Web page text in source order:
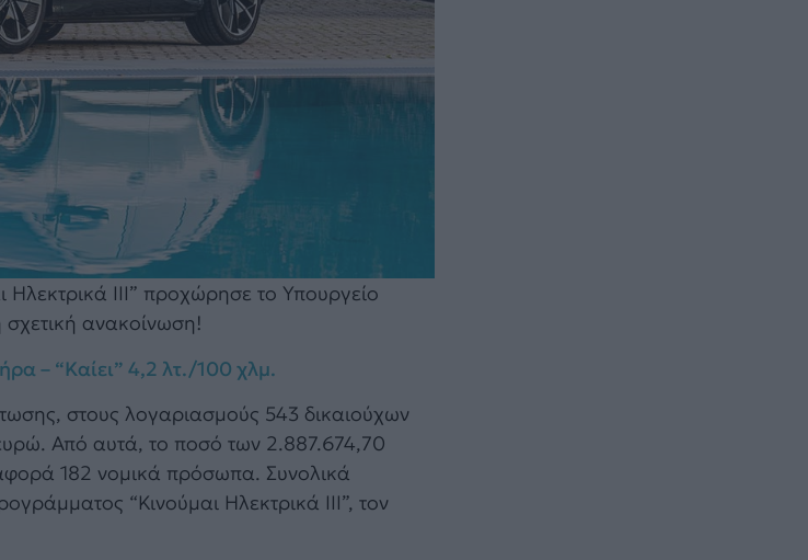
Ηλεκτρικά ΙΙΙ” προχώρησε το Υπουργείο
ανακοίνωση!
– “Καίει” 4,2 λτ./100 χλμ.
στους λογαριασμούς 543 δικαιούχων
Από αυτά, το ποσό των 2.887.674,70
182 νομικά πρόσωπα. Συνολικά
“Κινούμαι Ηλεκτρικά ΙΙΙ”, τον